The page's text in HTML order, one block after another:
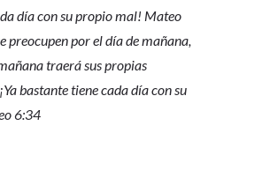
día con su propio mal! Mateo
preocupen por el día de mañana,
traerá sus propias
bastante tiene cada día con su
6:34